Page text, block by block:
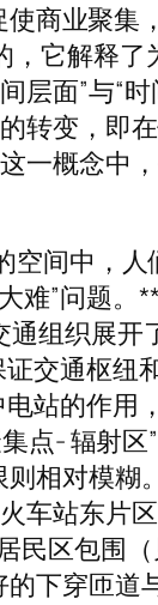
使商业聚集
，它解释了
层面”与“时
转变，即
一概念中
空间中，人
难”问题。
通组织展开
交通枢纽
站的作用
点- 辐射区
则相对模糊
车站东片
民区包围
下穿匝道